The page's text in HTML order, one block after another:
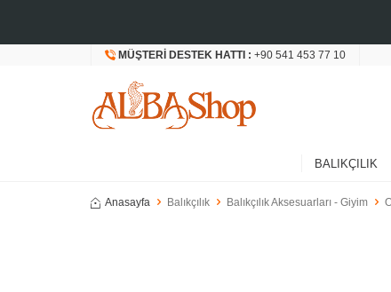
MÜŞTERI DESTEK HATTI : +90 541 453 77 10
BALIKÇILIK
Anasayfa Balıkçılık Balıkçılık Aksesuarları - Giyim